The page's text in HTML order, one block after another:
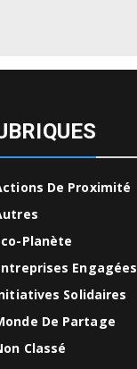
De Proximité
Planète
Engagées
Solidaires
De Partage
Classé